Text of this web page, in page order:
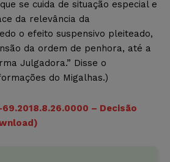
se cuida de situação especial e
da relevância da
o efeito suspensivo pleiteado,
da ordem de penhora, até a
Julgadora.” Disse o
do Migalhas.)
– Decisão